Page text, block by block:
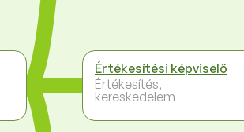
Értékesítési képviselő
Értékesítés,
kereskedelem